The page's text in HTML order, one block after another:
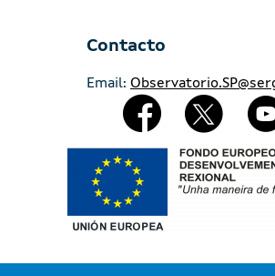
Contacto
Email:
Redes Sociales